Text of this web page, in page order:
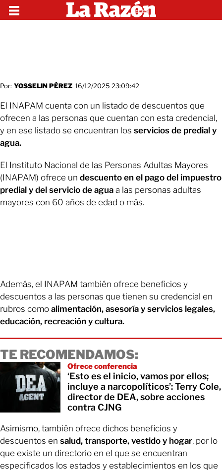
Por: YOSSELIN PÉREZ 16/12/2025 23:09:42
El INAPAM cuenta con un listado de descuentos que
ofrecen a las personas que cuentan con esta credencial,
y en ese listado se encuentran los servicios de predial y
agua.
El Instituto Nacional de las Personas Adultas Mayores
(INAPAM) ofrece un descuento en el pago del impuestro
predial y del servicio de agua a las personas adultas
mayores con 60 años de edad o más.
Además, el INAPAM también ofrece beneficios y
descuentos a las personas que tienen su credencial en
rubros como alimentación, asesoría y servicios legales,
educación, recreación y cultura.
TE RECOMENDAMOS:
Ofrece conferencia
‘Esto es el inicio, vamos por ellos;
incluye a narcopolíticos’: Terry Cole,
director de DEA, sobre acciones
contra CJNG
Asimismo, también ofrece dichos beneficios y
descuentos en salud, transporte, vestido y hogar, por lo
que existe un directorio en el que se encuentran
especificados los estados y establecimientos en los que